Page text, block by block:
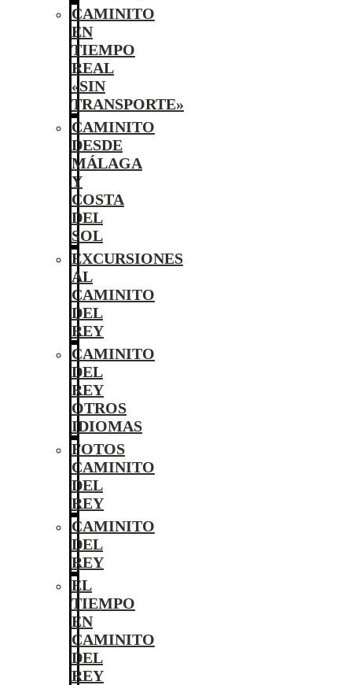
CAMINITO
EN
TIEMPO
REAL
«SIN
TRANSPORTE»
CAMINITO
DESDE
MÁLAGA
Y
COSTA
DEL
SOL
EXCURSIONES
AL
CAMINITO
DEL
REY
CAMINITO
DEL
REY
OTROS
IDIOMAS
FOTOS
CAMINITO
DEL
REY
CAMINITO
DEL
REY
EL
TIEMPO
EN
CAMINITO
DEL
REY